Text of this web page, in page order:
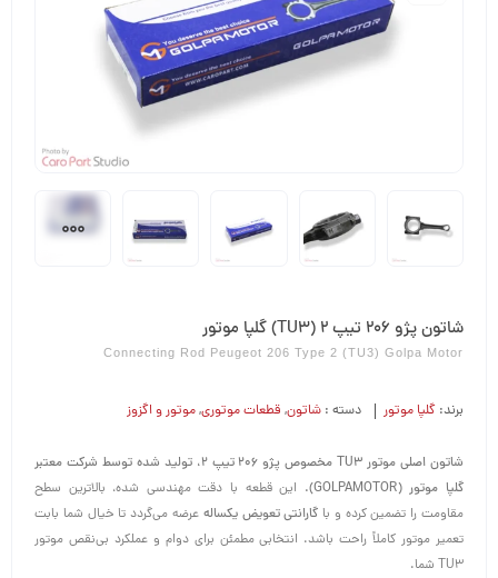
شاتون پژو 206 تیپ 2 (TU3) گلپا موتور
Connecting Rod Peugeot 206 Type 2 (TU3) Golpa Motor
برند: گلپا موتور دسته : شاتون, قطعات موتوری,موتور و اگزوز
شاتون اصلی موتور TU3 مخصوص پژو 206 تیپ 2، تولید شده توسط شرکت معتبر
گلپا موتور (GOLPAMOTOR).
این قطعه با دقت مهندسی شده، بالاترین سطح
مقاومت را تضمین کرده و با گارانتی تعویض یکساله عرضه می‌گردد تا خیال شما بابت
تعمیر موتور کاملاً راحت باشد. انتخابی مطمئن برای دوام و عملکرد بی‌نقص موتور
TU3 شما.